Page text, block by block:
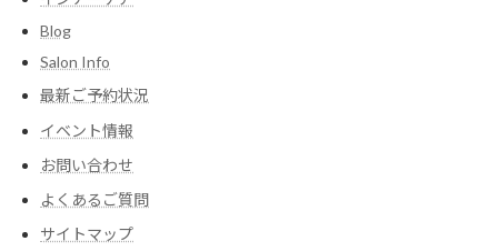
Blog
Salon Info
最新ご予約状況
イベント情報
お問い合わせ
よくあるご質問
サイトマップ